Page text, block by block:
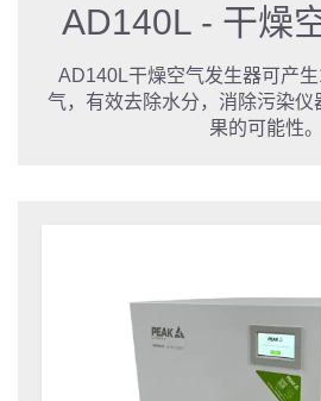
AD140L - 干燥
AD140L干燥空气发生器可产
气，有效去除水分，消除污染仪
果的可能性。